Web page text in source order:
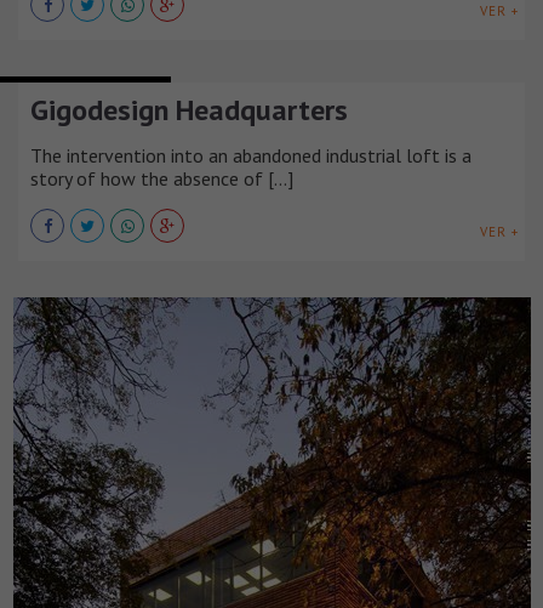
VER +
Gigodesign Headquarters
The intervention into an abandoned industrial loft is a
story of how the absence of [...]
VER +